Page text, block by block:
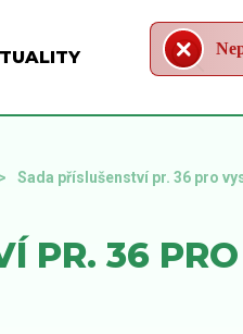
Sada příslušenství pr. 36 pro
PR. 36